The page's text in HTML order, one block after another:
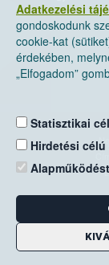
Adatkezelési
gondoskodunk
cookie-kat
érdekében,
„Elfogadom”
Statisztikai
Hirdetési